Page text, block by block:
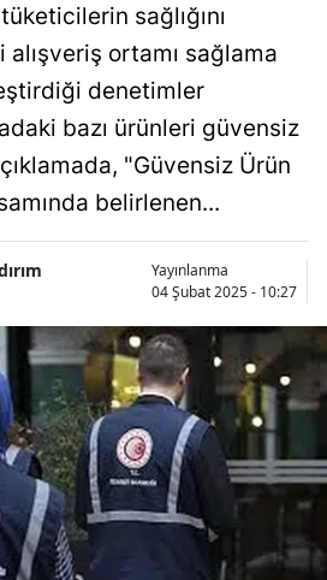
Aydın
Balıkesir
Bilecik
Bingöl
Bitlis
Bolu
Burdur
Bursa
Çanakkale
Çankırı
Çorum
sağlığını
ortamı sağlama
denetimler
bazı ürünleri güvensiz
"Güvensiz Ürün
belirlenen...
Yayınlanma
04 Şubat 2025 - 10:27